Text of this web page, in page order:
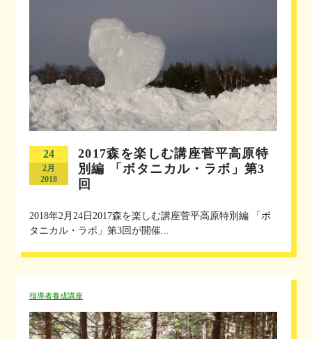
24
2月
2018
2017森を楽しむ講座菅平高原特
別編 「ボタニカル・ラボ」第3
回
2018年2月24日2017森を楽しむ講座菅平高原特別編 「ボ
タニカル・ラボ」第3回が開催...
指導者養成講座